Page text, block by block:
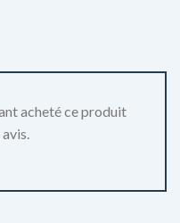
acheté ce produit